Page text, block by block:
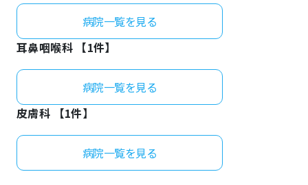
病院一覧を見る
耳鼻咽喉科 【1件】
病院一覧を見る
皮膚科 【1件】
病院一覧を見る